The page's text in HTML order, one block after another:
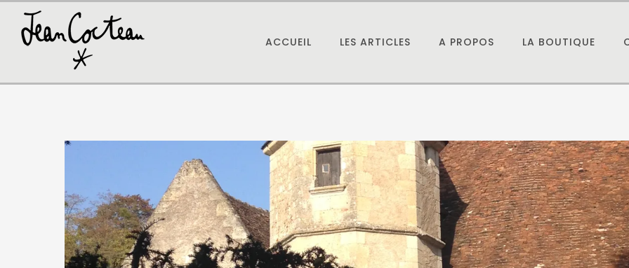
ACCUEIL LES ARTICLES A PROPOS LA BOUTIQUE